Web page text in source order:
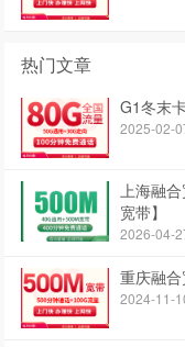
热门文章
G1冬末
2025-02-
上海融
宽带】
2026-04-
重庆融
2024-11-